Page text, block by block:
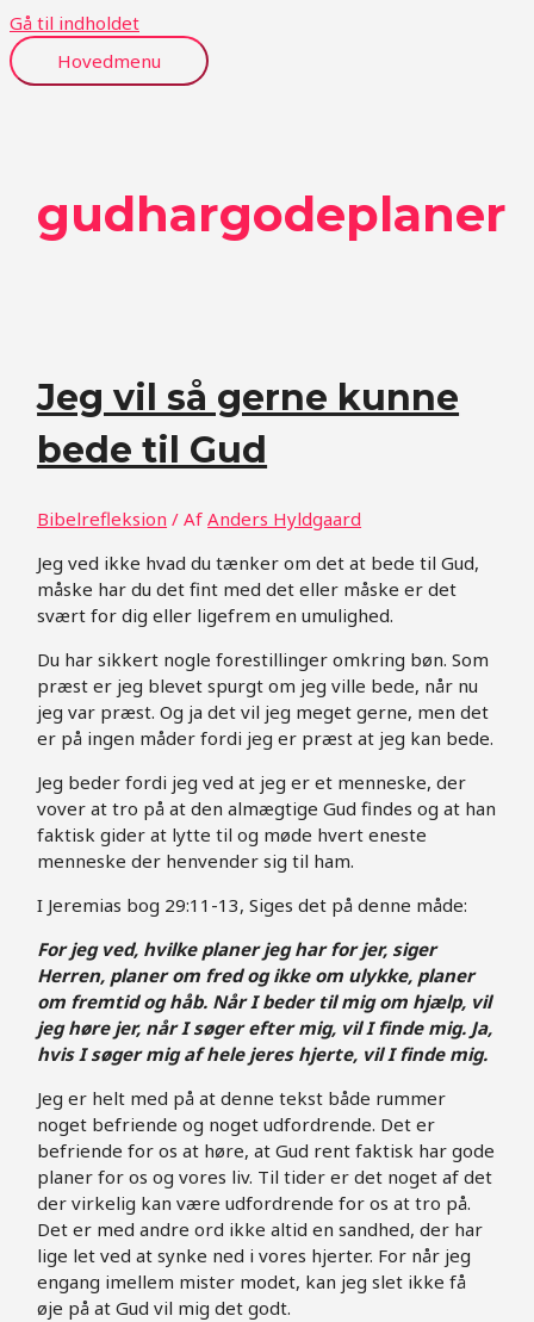
Gå til indholdet
Hovedmenu
gudhargodeplaner
Jeg vil så gerne kunne
bede til Gud
Bibelrefleksion / AfAnders Hyldgaard
Jeg ved ikke hvad du tænker om det at bede til Gud,
måske har du det fint med det eller måske er det
svært for dig eller ligefrem en umulighed.
Du har sikkert nogle forestillinger omkring bøn. Som
præst er jeg blevet spurgt om jeg ville bede, når nu
jeg var præst. Og ja det vil jeg meget gerne, men det
er på ingen måder fordi jeg er præst at jeg kan bede.
Jeg beder fordi jeg ved at jeg er et menneske, der
vover at tro på at den almægtige Gud findes og at han
faktisk gider at lytte til og møde hvert eneste
menneske der henvender sig til ham.
I Jeremias bog 29:11-13, Siges det på denne måde:
For jeg ved, hvilke planer jeg har for jer, siger
Herren, planer om fred og ikke om ulykke, planer
om fremtid og håb. Når I beder til mig om hjælp, vil
jeg høre jer, når I søger efter mig, vil I finde mig. Ja,
hvis I søger mig af hele jeres hjerte, vil I finde mig.
Jeg er helt med på at denne tekst både rummer
noget befriende og noget udfordrende. Det er
befriende for os at høre, at Gud rent faktisk har gode
planer for os og vores liv. Til tider er det noget af det
der virkelig kan være udfordrende for os at tro på.
Det er med andre ord ikke altid en sandhed, der har
lige let ved at synke ned i vores hjerter. For når jeg
engang imellem mister modet, kan jeg slet ikke få
øje på at Gud vil mig det godt.